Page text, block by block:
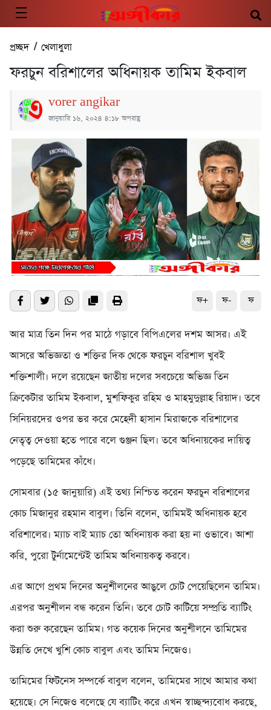
প্রচ্ছদ/ খেলাধুলা
ফরচুন বরিশালের অধিনায়ক তামিম ইকবাল
vorer angikar
জানুয়ারি ১৬, ২০২৪ ৪:১৮ অপরাহ্ণ
ফ+ ফ- ফ
আর মাত্র তিন দিন পর মাঠে গড়াবে বিপিএলের দশম আসর। এই
আসরে অভিজ্ঞতা ও শক্তির দিক থেকে ফরচুন বরিশাল খুবই
শক্তিশালী। দলে রয়েছেন জাতীয় দলের সবচেয়ে অভিজ্ঞ তিন
ক্রিকেটার তামিম ইকবাল, মুশফিকুর রহিম ও মাহমুদুল্লাহ রিয়াদ। তবে
সিনিয়রদের ওপর ভর করে মেহেদী হাসান মিরাজকে বরিশালের
নেতৃত্ব দেওয়া হতে পারে বলে গুঞ্জন ছিল। তবে অধিনায়কের দায়িত্ব
পড়েছে তামিমের কাঁধে।
সোমবার (১৫ জানুয়ারি) এই তথ্য নিশ্চিত করেন ফরচুন বরিশালের
কোচ মিজানুর রহমান বাবুল। তিনি বলেন, তামিমই অধিনায়ক হবে
বরিশালের। ম্যাচ বাই ম্যাচ তো অধিনায়ক করা হয় না ওভাবে। আশা
করি, পুরো টুর্নামেন্টেই তামিম অধিনায়কত্ব করবে।
এর আগে প্রথম দিনের অনুশীলনের আঙুলে চোট পেয়েছিলেন তামিম।
এরপর অনুশীলন বন্ধ করেন তিনি। তবে চোট কাটিয়ে সম্প্রতি ব্যাটিং
করা শুরু করেছেন তামিম। গত কয়েক দিনের অনুশীলনে তামিমের
উন্নতি দেখে খুশি কোচ বাবুল এবং তামিম নিজেও।
তামিমের ফিটনেস সম্পর্কে বাবুল বলেন, তামিমের সাথে আমার কথা
হয়েছে। সে নিজেও বলেছে যে ব্যাটিং করে এখন স্বাচ্ছন্দ্যবোধ করছে,